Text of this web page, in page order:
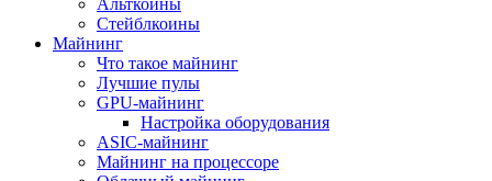
Альткоины
Стейблкоины
Майнинг
Что такое майнинг
Лучшие пулы
GPU-майнинг
Настройка оборудования
ASIC-майнинг
Майнинг на процессоре